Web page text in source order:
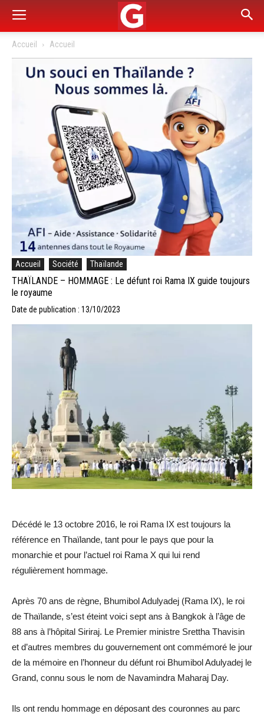
Accueil Accueil
Accueil Société Thaïlande
THAÏLANDE – HOMMAGE : Le défunt roi Rama IX guide toujours
le royaume
Date de publication : 13/10/2023
Décédé le 13 octobre 2016, le roi Rama IX est toujours la
référence en Thaïlande, tant pour le pays que pour la
monarchie et pour l’actuel roi Rama X qui lui rend
régulièrement hommage.
Après 70 ans de règne, Bhumibol Adulyadej (Rama IX), le roi
de Thaïlande, s’est éteint voici sept ans à Bangkok à l’âge de
88 ans à l’hôpital Siriraj. Le Premier ministre Srettha Thavisin
et d’autres membres du gouvernement ont commémoré le jour
de la mémoire en l’honneur du défunt roi Bhumibol Adulyadej le
Grand, connu sous le nom de Navamindra Maharaj Day.
Ils ont rendu hommage en déposant des couronnes au parc